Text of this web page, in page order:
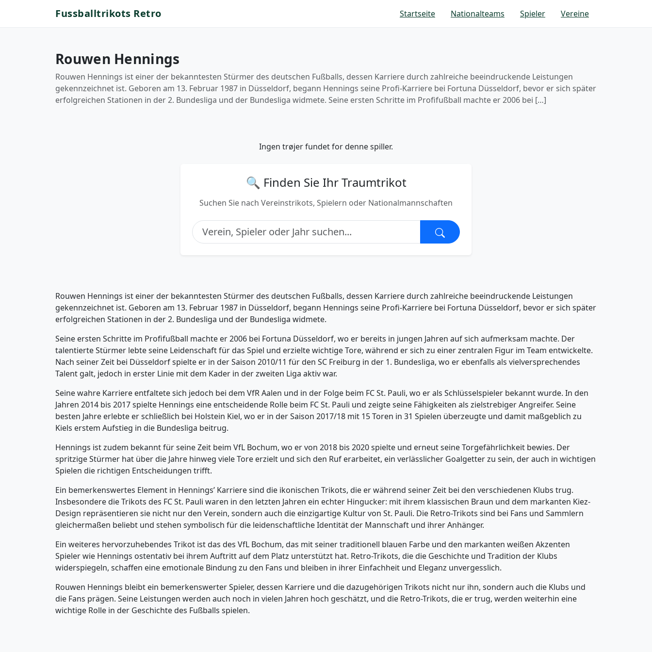
Fussballtrikots Retro Startseite Nationalteams Spieler Vereine
Rouwen Hennings
Rouwen Hennings ist einer der bekanntesten Stürmer des deutschen Fußballs, dessen Karriere durch zahlreiche beeindruckende Leistungen
gekennzeichnet ist. Geboren am 13. Februar 1987 in Düsseldorf, begann Hennings seine Profi-Karriere bei Fortuna Düsseldorf, bevor er sich später
erfolgreichen Stationen in der 2. Bundesliga und der Bundesliga widmete. Seine ersten Schritte im Profifußball machte er 2006 bei […]
Ingen trøjer fundet for denne spiller.
🔍 Finden Sie Ihr Traumtrikot
Suchen Sie nach Vereinstrikots, Spielern oder Nationalmannschaften
Rouwen Hennings ist einer der bekanntesten Stürmer des deutschen Fußballs, dessen Karriere durch zahlreiche beeindruckende Leistungen
gekennzeichnet ist. Geboren am 13. Februar 1987 in Düsseldorf, begann Hennings seine Profi-Karriere bei Fortuna Düsseldorf, bevor er sich später
erfolgreichen Stationen in der 2. Bundesliga und der Bundesliga widmete.
Seine ersten Schritte im Profifußball machte er 2006 bei Fortuna Düsseldorf, wo er bereits in jungen Jahren auf sich aufmerksam machte. Der
talentierte Stürmer lebte seine Leidenschaft für das Spiel und erzielte wichtige Tore, während er sich zu einer zentralen Figur im Team entwickelte.
Nach seiner Zeit bei Düsseldorf spielte er in der Saison 2010/11 für den SC Freiburg in der 1. Bundesliga, wo er ebenfalls als vielversprechendes
Talent galt, jedoch in erster Linie mit dem Kader in der zweiten Liga aktiv war.
Seine wahre Karriere entfaltete sich jedoch bei dem VfR Aalen und in der Folge beim FC St. Pauli, wo er als Schlüsselspieler bekannt wurde. In den
Jahren 2014 bis 2017 spielte Hennings eine entscheidende Rolle beim FC St. Pauli und zeigte seine Fähigkeiten als zielstrebiger Angreifer. Seine
besten Jahre erlebte er schließlich bei Holstein Kiel, wo er in der Saison 2017/18 mit 15 Toren in 31 Spielen überzeugte und damit maßgeblich zu
Kiels erstem Aufstieg in die Bundesliga beitrug.
Hennings ist zudem bekannt für seine Zeit beim VfL Bochum, wo er von 2018 bis 2020 spielte und erneut seine Torgefährlichkeit bewies. Der
spritzige Stürmer hat über die Jahre hinweg viele Tore erzielt und sich den Ruf erarbeitet, ein verlässlicher Goalgetter zu sein, der auch in wichtigen
Spielen die richtigen Entscheidungen trifft.
Ein bemerkenswertes Element in Hennings’ Karriere sind die ikonischen Trikots, die er während seiner Zeit bei den verschiedenen Klubs trug.
Insbesondere die Trikots des FC St. Pauli waren in den letzten Jahren ein echter Hingucker: mit ihrem klassischen Braun und dem markanten Kiez-
Design repräsentieren sie nicht nur den Verein, sondern auch die einzigartige Kultur von St. Pauli. Die Retro-Trikots sind bei Fans und Sammlern
gleichermaßen beliebt und stehen symbolisch für die leidenschaftliche Identität der Mannschaft und ihrer Anhänger.
Ein weiteres hervorzuhebendes Trikot ist das des VfL Bochum, das mit seiner traditionell blauen Farbe und den markanten weißen Akzenten
Spieler wie Hennings ostentativ bei ihrem Auftritt auf dem Platz unterstützt hat. Retro-Trikots, die die Geschichte und Tradition der Klubs
widerspiegeln, schaffen eine emotionale Bindung zu den Fans und bleiben in ihrer Einfachheit und Eleganz unvergesslich.
Rouwen Hennings bleibt ein bemerkenswerter Spieler, dessen Karriere und die dazugehörigen Trikots nicht nur ihn, sondern auch die Klubs und
die Fans prägen. Seine Leistungen werden auch noch in vielen Jahren hoch geschätzt, und die Retro-Trikots, die er trug, werden weiterhin eine
wichtige Rolle in der Geschichte des Fußballs spielen.